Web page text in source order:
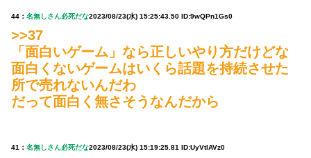
44： 名無しさん必死だな2023/08/23(水) 15:25:43.50 ID:9wQPn1Gs0
>>37
「面白いゲーム」なら正しいやり方だけどな
面白くないゲームはいくら話題を持続させた
所で売れないんだわ
だって面白く無さそうなんだから
41： 名無しさん必死だな2023/08/23(水) 15:19:25.81 ID:UyVtlAVz0